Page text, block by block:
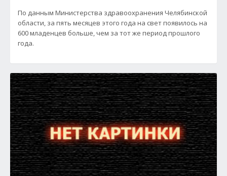
По данным Министерства здравоохранения Челябинской
области, за пять месяцев этого года на свет появилось на
600 младенцев больше, чем за тот же период прошлого
года.